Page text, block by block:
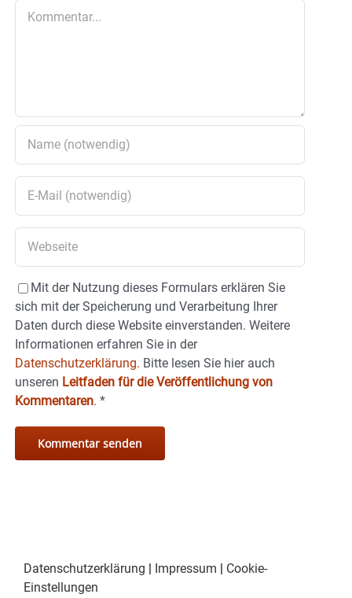
Mit der Nutzung dieses Formulars erklären Sie
sich mit der Speicherung und Verarbeitung Ihrer
Daten durch diese Website einverstanden. Weitere
Informationen erfahren Sie in der
Datenschutzerklärung. Bitte lesen Sie hier auch
unseren Leitfaden für die Veröffentlichung von
Kommentaren. *
Datenschutzerklärung | Impressum | Cookie-
Einstellungen